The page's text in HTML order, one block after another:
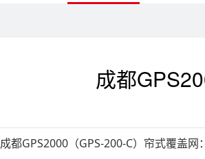
成都
成都GPS2000（GPS-200-C）帘式覆盖